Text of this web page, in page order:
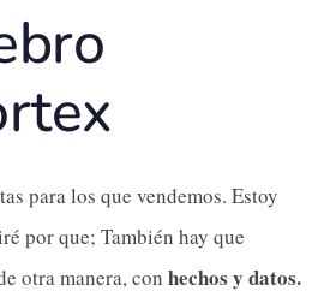
para los que vendemos. Estoy
por que; También hay que
otra manera, con hechos y datos.